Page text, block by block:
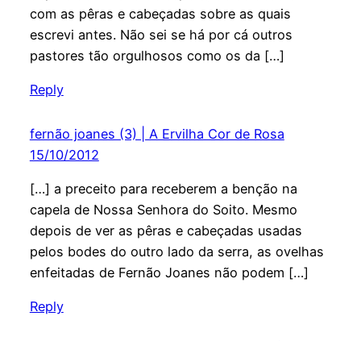
com as pêras e cabeçadas sobre as quais
escrevi antes. Não sei se há por cá outros
pastores tão orgulhosos como os da […]
Reply
fernão joanes (3) | A Ervilha Cor de Rosa
15/10/2012
[…] a preceito para receberem a benção na
capela de Nossa Senhora do Soito. Mesmo
depois de ver as pêras e cabeçadas usadas
pelos bodes do outro lado da serra, as ovelhas
enfeitadas de Fernão Joanes não podem […]
Reply